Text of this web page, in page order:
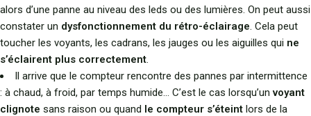
alors d’une panne au niveau des leds ou des lumières. On peut aussi
constater un dysfonctionnement du rétro-éclairage. Cela peut
toucher les voyants, les cadrans, les jauges ou les aiguilles qui ne
s’éclairent plus correctement.
Il arrive que le compteur rencontre des pannes par intermittence
: à chaud, à froid, par temps humide… C’est le cas lorsqu’unvoyant
clignote sans raison ou quand le compteur s’éteint lors de la